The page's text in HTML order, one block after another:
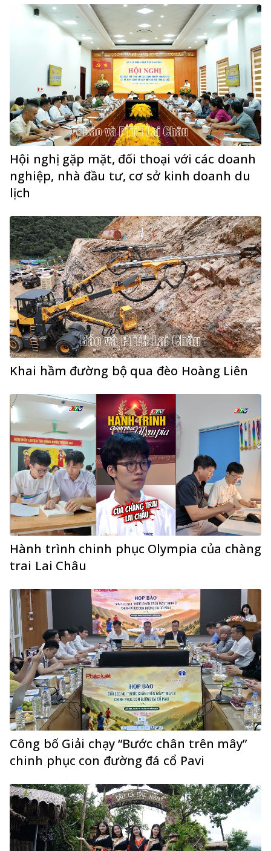
Hội nghị gặp mặt, đối thoại với các doanh
nghiệp, nhà đầu tư, cơ sở kinh doanh du
lịch
Khai hầm đường bộ qua đèo Hoàng Liên
Hành trình chinh phục Olympia của chàng
trai Lai Châu
Công bố Giải chạy “Bước chân trên mây”
chinh phục con đường đá cổ Pavi